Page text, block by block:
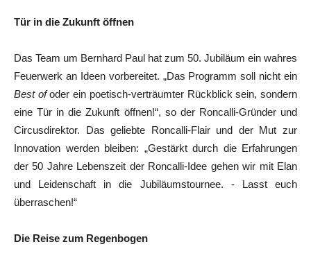
Tür in die Zukunft öffnen
Das Team um Bernhard Paul hat zum 50. Jubiläum ein wahres
Feuerwerk an Ideen vorbereitet. „Das Programm soll nicht ein
Best ofoder ein poetisch-verträumter Rückblick sein, sondern
eine Tür in die Zukunft öffnen!“, so der Roncalli-Gründer und
Circusdirektor. Das geliebte Roncalli-Flair und der Mut zur
Innovation werden bleiben: „Gestärkt durch die Erfahrungen
der 50 Jahre Lebenszeit der Roncalli-Idee gehen wir mit Elan
und Leidenschaft in die Jubiläumstournee. - Lasst euch
überraschen!“
Die Reise zum Regenbogen